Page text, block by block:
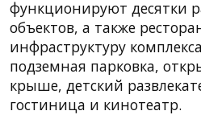
функционируют десятки
объектов, а также
инфраструктуру
подземная парковка,
крыше, детский
гостиница и кинотеатр.